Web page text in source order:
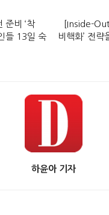
준비 ‘착
들 13일 숙
[Inside-
비핵화’ 전
하윤아 기자